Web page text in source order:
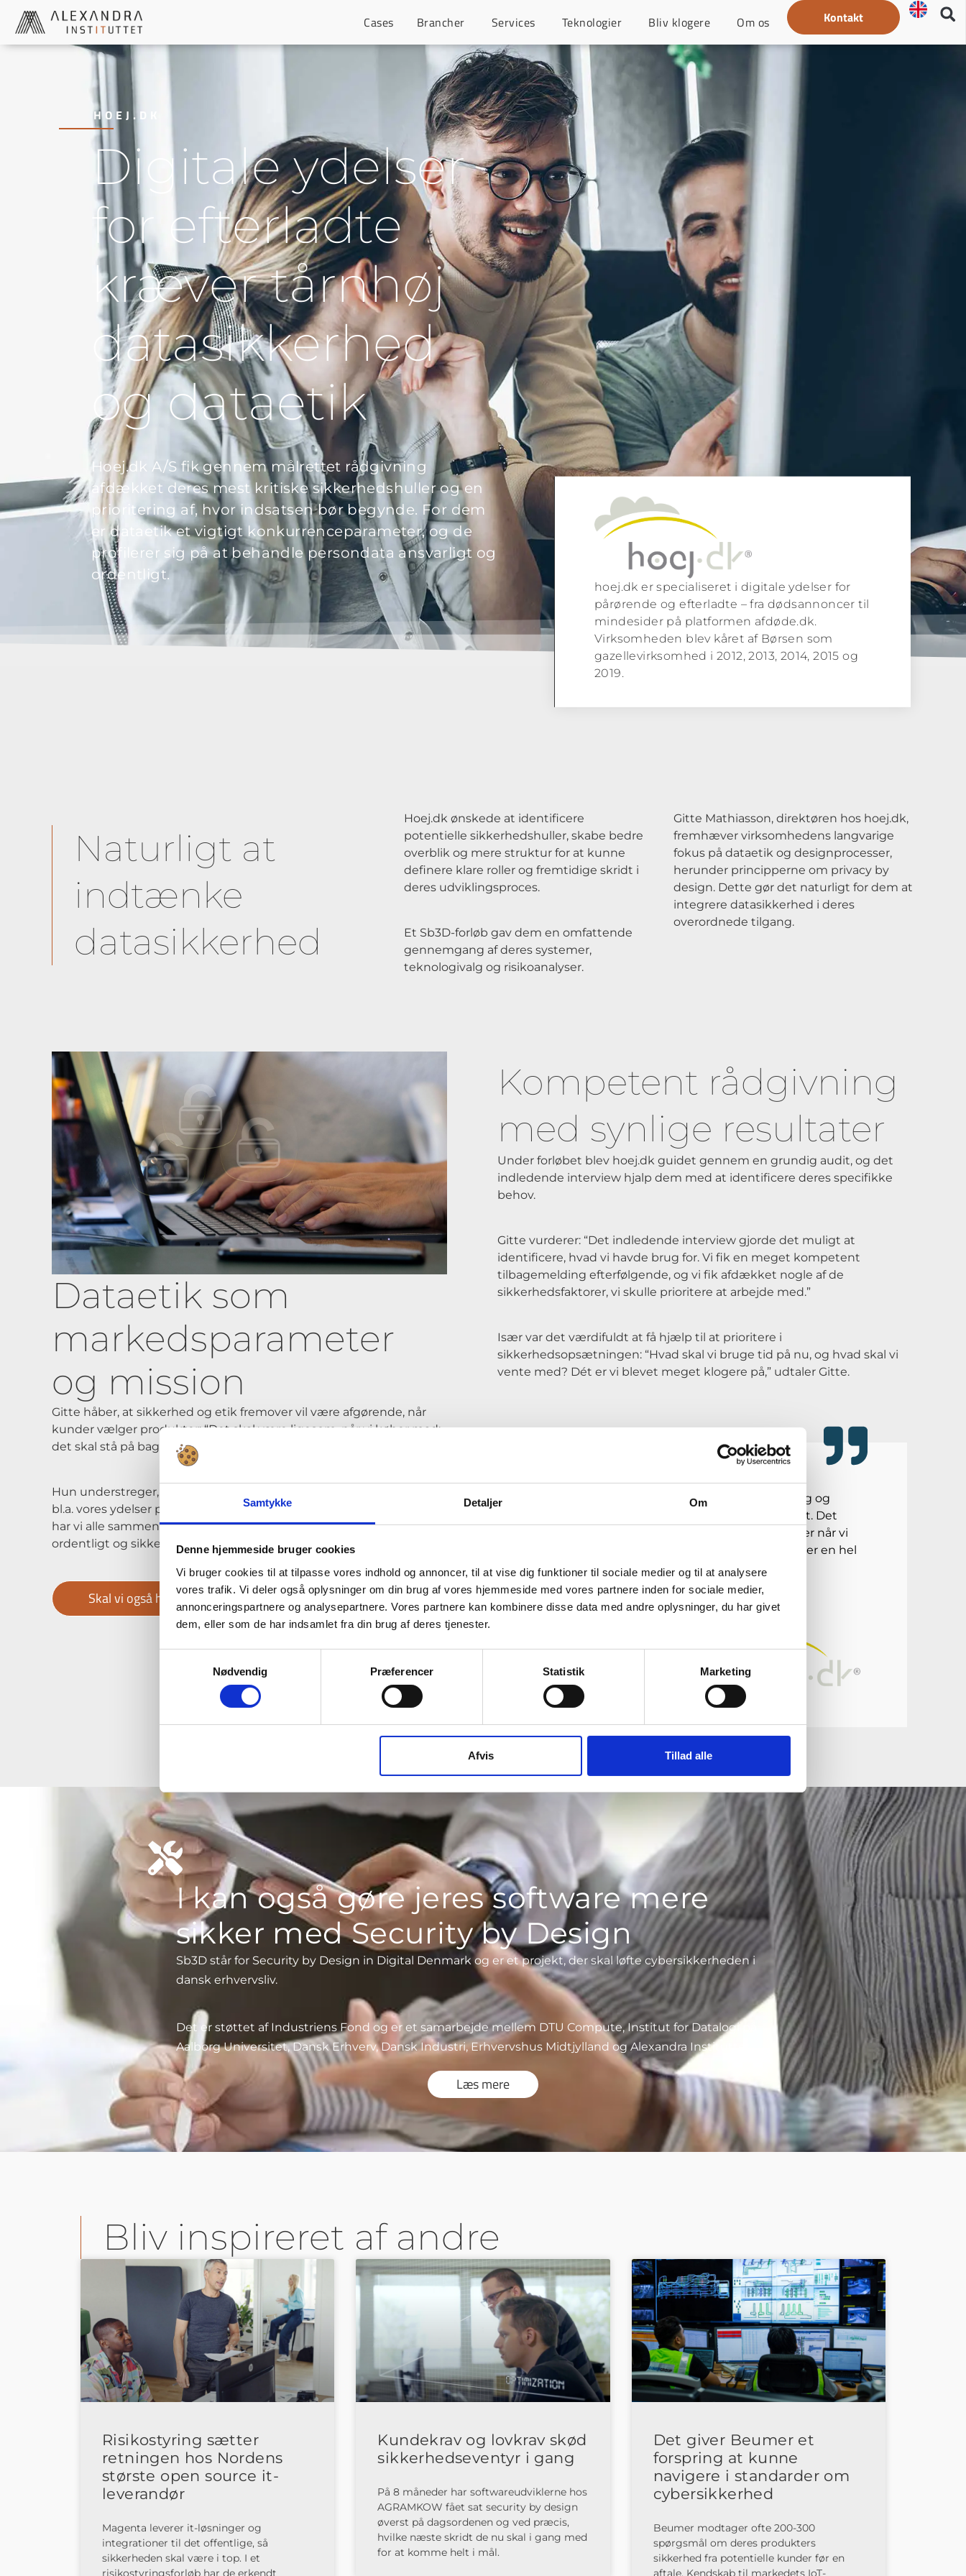
Samtykke Detaljer Om
Denne hjemmeside bruger cookies
Vi bruger cookies til at tilpasse vores indhold og annoncer, til at vise dig funktioner til sociale medier og til at analysere
vores trafik. Vi deler også oplysninger om din brug af vores hjemmeside med vores partnere inden for sociale medier,
annonceringspartnere og analysepartnere. Vores partnere kan kombinere disse data med andre oplysninger, du har givet
dem, eller som de har indsamlet fra din brug af deres tjenester.
Nødvendig
Præferencer Statistik Marketing
Afvis Tillad alle
Cases Brancher Services Teknologier Bliv klogere Om os Kontakt
HOEJ.DK
Digitale ydelser
for efterladte
kræver tårnhøj
datasikkerhed
og dataetik
Hoej.dk A/S fik gennem målrettet rådgivning
afdækket deres mest kritiske sikkerhedshuller og en
prioritering af, hvor indsatsen bør begynde. For dem
er dataetik et vigtigt konkurrenceparameter, og de
profilerer sig på at behandle persondata ansvarligt og
ordentligt.
hoej.dk er specialiseret i digitale ydelser for
pårørende og efterladte – fra dødsannoncer til
mindesider på platformen afdøde.dk.
Virksomheden blev kåret af Børsen som
gazellevirksomhed i 2012, 2013, 2014, 2015 og
2019.
Naturligt at
indtænke
datasikkerhed
Hoej.dk ønskede at identificere
potentielle sikkerhedshuller, skabe bedre
overblik og mere struktur for at kunne
definere klare roller og fremtidige skridt i
deres udviklingsproces.
Et Sb3D-forløb gav dem en omfattende
gennemgang af deres systemer,
teknologivalg og risikoanalyser.
Gitte Mathiasson, direktøren hos hoej.dk,
fremhæver virksomhedens langvarige
fokus på dataetik og designprocesser,
herunder principperne om privacy by
design. Dette gør det naturligt for dem at
integrere datasikkerhed i deres
overordnede tilgang.
Dataetik som
markedsparameter
og mission
Gitte håber, at sikkerhed og etik fremover vil være afgørende, når
kunder vælger produkter: “Det skal være ligesom, når vi køber mad;
det skal stå på bagsiden af produktet.”
Hun understreger, at dataetik er et markedsparameter: “Vi sælger
bl.a. vores ydelser på, at vi behandler folks data ordentligt. Generelt
har vi alle sammen et ansvar og interesse i, at tingene bliver gjort
ordentligt og sikkert.”
Skal vi også hjælpe jer?
Kompetent rådgivning
med synlige resultater
Under forløbet blev hoej.dk guidet gennem en grundig audit, og det
indledende interview hjalp dem med at identificere deres specifikke
behov.
Gitte vurderer: “Det indledende interview gjorde det muligt at
identificere, hvad vi havde brug for. Vi fik en meget kompetent
tilbagemelding efterfølgende, og vi fik afdækket nogle af de
sikkerhedsfaktorer, vi skulle prioritere at arbejde med.”
Især var det værdifuldt at få hjælp til at prioritere i
sikkerhedsopsætningen: “Hvad skal vi bruge tid på nu, og hvad skal vi
vente med? Dét er vi blevet meget klogere på,” udtaler Gitte.
Vi har kunnet prioritere anderledes, fordi vi fik
kompetent feedback på risiko, systemudvikling og
værktøjer. Jeg elsker det, når folk kan deres shit. Det
betyder meget, at det var tiden værd for os, især når vi
tager en hel dag ud af kalenderen og mobiliserer en hel
afdeling.”
Gitte
Mathiasson
hoej.dk
I kan også gøre jeres software mere
sikker med Security by Design
Sb3D står for Security by Design in Digital Denmark og er et projekt, der skal løfte cybersikkerheden i
dansk erhvervsliv.
Det er støttet af Industriens Fond og er et samarbejde mellem DTU Compute, Institut for Datalogi på
Aalborg Universitet, Dansk Erhverv, Dansk Industri, Erhvervshus Midtjylland og Alexandra Instituttet.
Læs mere
Bliv inspireret af andre
Risikostyring sætter
retningen hos Nordens
største open source it-
leverandør
Magenta leverer it-løsninger og
integrationer til det offentlige, så
sikkerheden skal være i top. I et
Kundekrav og lovkrav skød
sikkerhedseventyr i gang
På 8 måneder har softwareudviklerne hos
AGRAMKOW fået sat security by design
øverst på dagsordenen og ved præcis,
hvilke næste skridt de nu skal i gang med
for at komme helt i mål.
Det giver Beumer et
forspring at kunne
navigere i standarder om
cybersikkerhed
Beumer modtager ofte 200-300
spørgsmål om deres produkters
sikkerhed fra potentielle kunder før en